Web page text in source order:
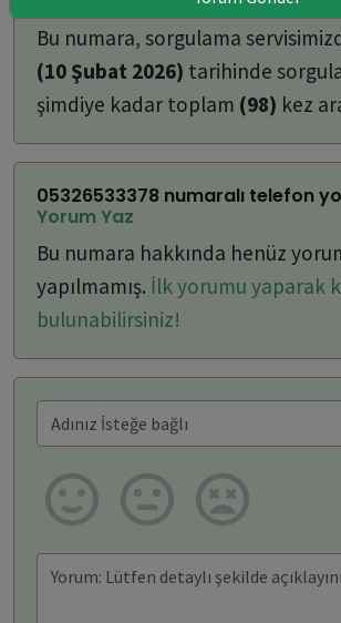
Bu numara, sorgulama
(10 Şubat 2026) tarihinde
şimdiye kadar toplam (98) kez
05326533378 numaralı telefon
Yorum Yaz
Bu numara hakkında henüz
yapılmamış. İlk yorumu yaparak
bulunabilirsiniz!